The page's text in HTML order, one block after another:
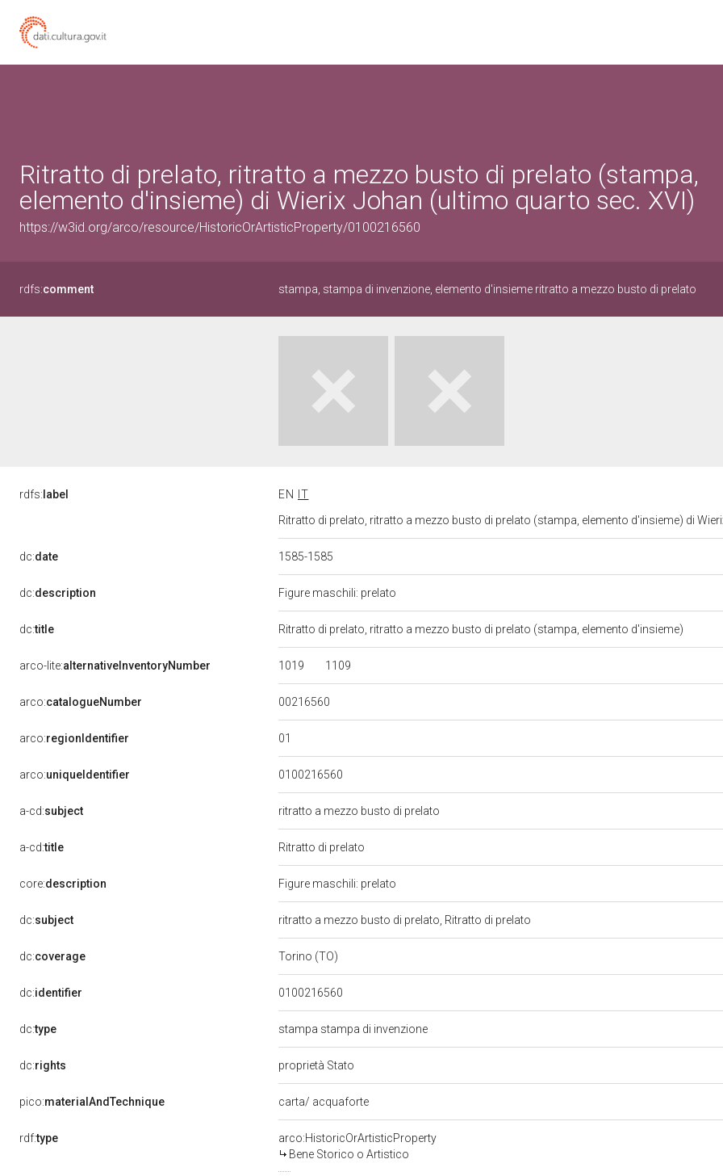
Ritratto di prelato, ritratto a mezzo busto di prelato (stampa,
elemento d'insieme) di Wierix Johan (ultimo quarto sec. XVI)
https://w3id.org/arco/resource/HistoricOrArtisticProperty/0100216560
rdfs:comment stampa, stampa di invenzione, elemento d'insieme ritratto a mezzo busto di prelato
rdfs: label EN
IT
Ritratto di prelato, ritratto a mezzo busto di prelato (stampa, elemento d'insieme) di
dc:date 1585-1585
dc:description Figure maschili: prelato
dc:title Ritratto di prelato, ritratto a mezzo busto di prelato (stampa, elemento d'insieme)
arco-lite:alternativeInventoryNumber 1019 1109
arco:catalogueNumber 00216560
arco:regionIdentifier 01
arco:uniqueIdentifier 0100216560
a-cd:subject ritratto a mezzo busto di prelato
a-cd:title Ritratto di prelato
core:description Figure maschili: prelato
dc:subject ritratto a mezzo busto di prelato, Ritratto di prelato
dc:coverage Torino (TO)
dc:identifier 0100216560
dc:type stampa stampa di invenzione
dc:rights proprietà Stato
pico:materialAndTechnique carta/ acquaforte
rdf:type
arco:HistoricOrArtisticProperty
Bene Storico o Artistico